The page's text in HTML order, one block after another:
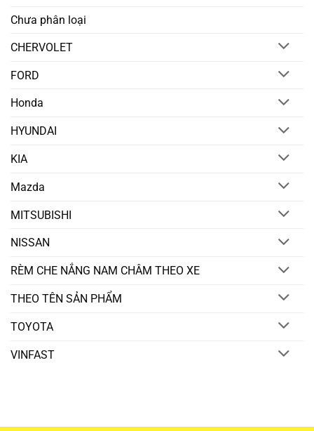
Chưa phân loại
CHERVOLET
FORD
Honda
HYUNDAI
KIA
Mazda
MITSUBISHI
NISSAN
RÈM CHE NẮNG NAM CHÂM THEO XE
THEO TÊN SẢN PHẨM
TOYOTA
VINFAST